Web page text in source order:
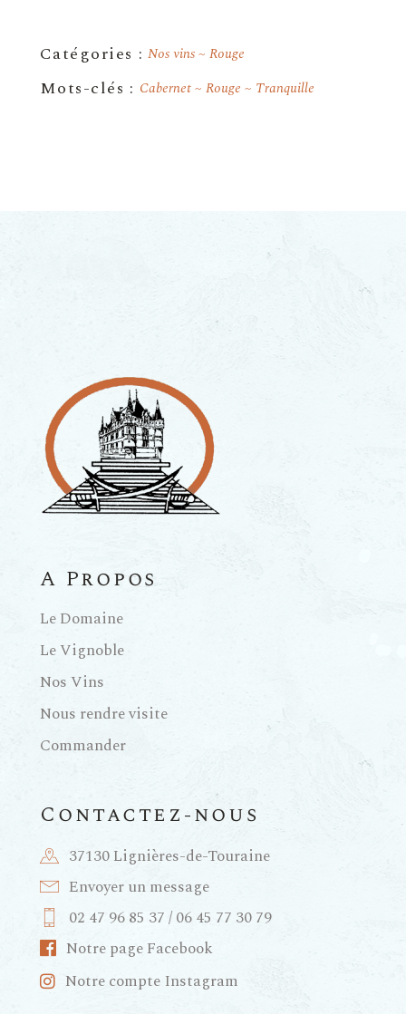
Nos vins
Rouge
Cabernet
Rouge Tranquille
A Propos
Le Domaine
Le Vignoble
Nos Vins
Nous rendre visite
Commander
Contactez-nous
37130 Lignières-de-Touraine
Envoyer un message
02 47 96 85 37 / 06 45 77 30 79
Notre page Facebook
Notre compte Instagram